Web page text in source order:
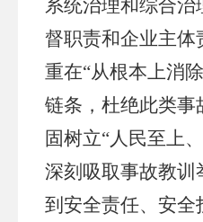
系统治理和综合治
督职责和企业主体
重在“从根本上消
链条，杜绝此类事
固树立“人民至上
深刻吸取事故教训
到安全责任、安全